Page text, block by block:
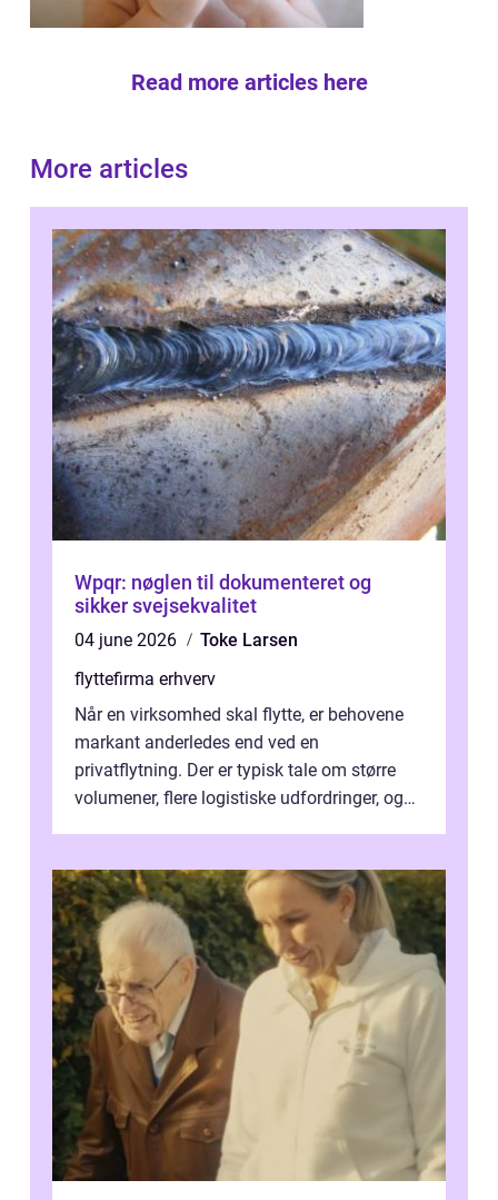
Read more articles here
More articles
Wpqr: nøglen til dokumenteret og
sikker svejsekvalitet
04 june 2026
Toke Larsen
flyttefirma erhverv
Når en virksomhed skal flytte, er behovene
markant anderledes end ved en
privatflytning. Der er typisk tale om større
volumener, flere logistiske udfordringer, og